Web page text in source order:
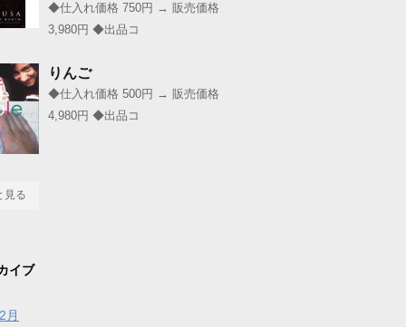
◆仕入れ価格 750円 → 販売価格
3,980円 ◆出品コ
りんご
◆仕入れ価格 500円 → 販売価格
4,980円 ◆出品コ
見る
イブ
月